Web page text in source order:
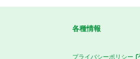
各種情報
プライバシーポリシー